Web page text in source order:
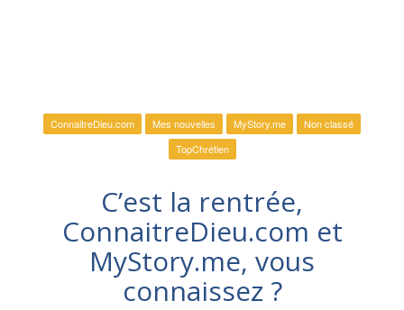
ConnaitreDieu.com Mes nouvelles MyStory.me
Non classé
TopChrétien
C’est la rentrée,
ConnaitreDieu.com et
MyStory.me, vous
connaissez ?